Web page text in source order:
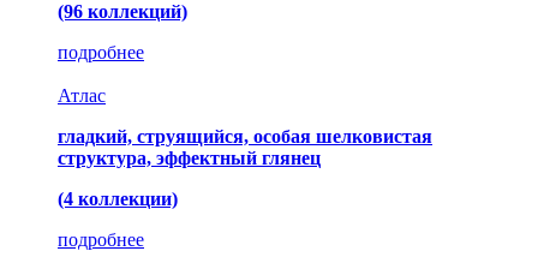
(96 коллекций)
подробнее
Атлас
гладкий, струящийся, особая шелковистая
структура, эффектный глянец
(4 коллекции)
подробнее